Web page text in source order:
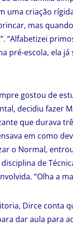
uma criação
mas
“Alfabetizei
pré-escola, ela já
gostou de
decidiu fazer
que durava
em como
o Normal,
de
“Olha a
Dirce conta
dar aula para